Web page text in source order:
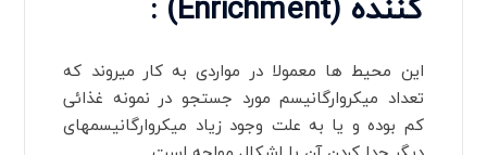
این محیط ها معمولا در مواردی به کار می‏روند که
تعداد میکروارگانیسم مورد جستجو در نمونه غذائی
کم بوده و یا به علت وجود زیاد میکروارگانیسم‏های